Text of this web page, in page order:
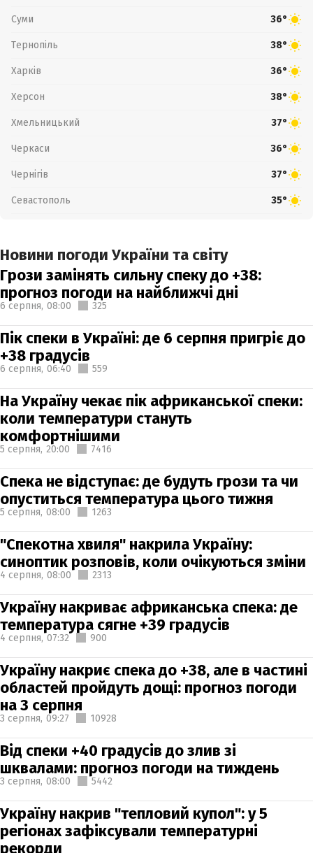
Суми 36°
Тернопіль 38°
Харків 36°
Херсон 38°
Хмельницький 37°
Черкаси 36°
Чернігів 37°
Севастополь 35°
Новини погоди України та світу
Грози замінять сильну спеку до +38:
прогноз погоди на найближчі дні
6 серпня, 08:00 325
Пік спеки в Україні: де 6 серпня пригріє до
+38 градусів
6 серпня, 06:40 559
На Україну чекає пік африканської спеки:
коли температури стануть
комфортнішими
5 серпня, 20:00 7416
Спека не відступає: де будуть грози та чи
опуститься температура цього тижня
5 серпня, 08:00 1263
"Спекотна хвиля" накрила Україну:
синоптик розповів, коли очікуються зміни
4 серпня, 08:00 2313
Україну накриває африканська спека: де
температура сягне +39 градусів
4 серпня, 07:32 900
Україну накриє спека до +38, але в частині
областей пройдуть дощі: прогноз погоди
на 3 серпня
3 серпня, 09:27 10928
Від спеки +40 градусів до злив зі
шквалами: прогноз погоди на тиждень
3 серпня, 08:00 5442
Україну накрив "тепловий купол": у 5
регіонах зафіксували температурні
рекорди